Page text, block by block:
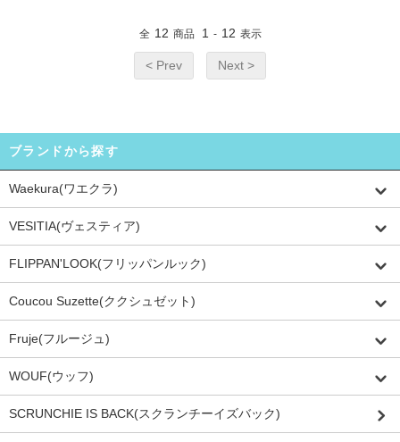
全 12 商品 1 - 12 表示
< Prev Next >
ブランドから探す
Waekura(ワエクラ)
VESITIA(ヴェスティア)
FLIPPAN'LOOK(フリッパンルック)
Coucou Suzette(ククシュゼット)
Fruje(フルージュ)
WOUF(ウッフ)
SCRUNCHIE IS BACK(スクランチーイズバック)